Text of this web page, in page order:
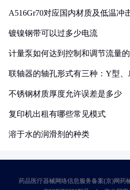
A516Gr70对应国内材质及低温冲
镀镍钢带可以过多少电流
计量泵如何达到控制和调节流量
联轴器的轴孔形式有三种：Y型、
不锈钢材质厚度允许误差是多少
复印机出租有哪些常见模式
溶于水的润滑剂的种类
药品医疗器械网络信息服务备案(京)网药